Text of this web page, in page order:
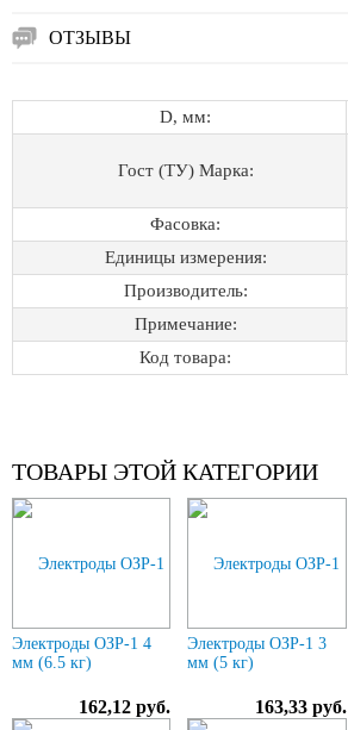
ОТЗЫВЫ
D, мм:
Гост (ТУ) Марка:
Фасовка:
Единицы измерения:
Производитель:
Примечание:
Код товара:
ТОВАРЫ ЭТОЙ КАТЕГОРИИ
Электроды ОЗР-1 4
мм (6.5 кг)
162,12 руб.
Электроды ОЗР-1 3
мм (5 кг)
163,33 руб.